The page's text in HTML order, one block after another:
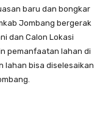
baru dan bongkar
Jombang bergerak
dan Calon Lokasi
pemanfaatan lahan di
lahan bisa diselesaikan